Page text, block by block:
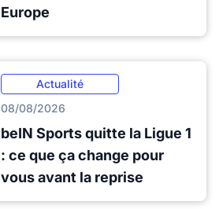
Europe
Actualité
08/08/2026
beIN Sports quitte la Ligue 1
: ce que ça change pour
vous avant la reprise